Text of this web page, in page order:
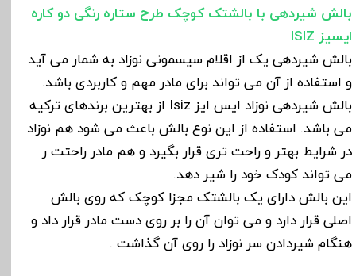
بالش شیردهی با بالشتک کوچک طرح ستاره رنگی دو کاره
ایسیز ISIZ
بالش شیردهی یک از اقلام سیسمونی نوزاد به شمار می آید
و استفاده از آن می تواند برای مادر مهم و کاربردی باشد.
بالش شیردهی نوزاد ایس ایز Isiz از بهترین برندهای ترکیه
می باشد. استفاده از این نوع بالش باعث می شود هم نوزاد
در شرایط بهتر و راحت تری قرار بگیرد و هم مادر راحتت ر
می تواند کودک خود را شیر دهد.
این بالش دارای یک بالشتک مجزا کوچک که روی بالش
اصلی قرار دارد و می توان آن را بر روی دست مادر قرار داد و
هنگام شیردادن سر نوزاد را روی آن گذاشت .